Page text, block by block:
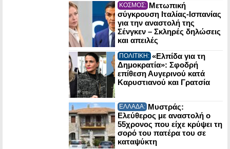
ΚΟΣΜΟΣ: Μετωπική
σύγκρουση Ιταλίας-Ισπανίας
για την αναστολή της
Σένγκεν – Σκληρές δηλώσεις
και απειλές
ΠΟΛΙΤΙΚΗ: «Ελπίδα για τη
Δημοκρατία»: Σφοδρή
επίθεση Αυγερινού κατά
Καρυστιανού και Γρατσία
ΕΛΛΑΔΑ: Μυστράς:
Ελεύθερος με αναστολή ο
55χρονος που είχε κρύψει τη
σορό του πατέρα του σε
καταψύκτη